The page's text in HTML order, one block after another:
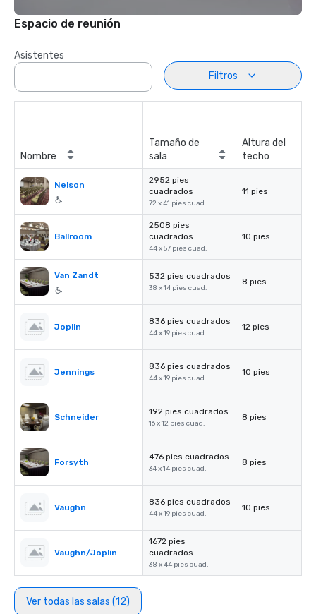
Espacio de reunión
Asistentes
Filtros
Nombre
Tamaño de
sala
Altura del
techo
Nelson
2952 pies
cuadrados
72 x 41 pies cuad.
11 pies
Ballroom
2508 pies
cuadrados
44 x 57 pies cuad.
10 pies
Van Zandt 532 pies cuadrados
38 x 14 pies cuad.
8 pies
Joplin
836 pies cuadrados
44 x 19 pies cuad.
12 pies
Jennings
836 pies cuadrados
44 x 19 pies cuad.
10 pies
Schneider
192 pies cuadrados
16 x 12 pies cuad.
8 pies
Forsyth
476 pies cuadrados
34 x 14 pies cuad.
8 pies
Vaughn
836 pies cuadrados
44 x 19 pies cuad.
10 pies
Vaughn/Joplin
1672 pies
cuadrados
38 x 44 pies cuad.
-
Ver todas las salas (12)